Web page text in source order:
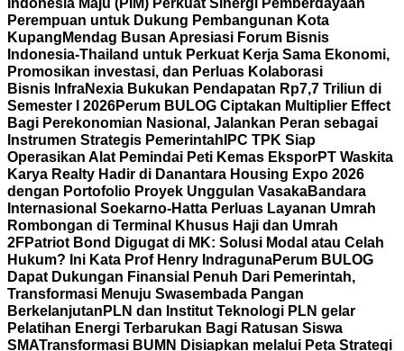
Indonesia Maju (PIM) Perkuat Sinergi Pemberdayaan
Perempuan untuk Dukung Pembangunan Kota
Kupang Mendag Busan Apresiasi Forum Bisnis
Indonesia-Thailand untuk Perkuat Kerja Sama Ekonomi,
Promosikan investasi, dan Perluas Kolaborasi
Bisnis InfraNexia Bukukan Pendapatan Rp7,7 Triliun di
Semester I 2026Perum BULOG Ciptakan Multiplier Effect
Bagi Perekonomian Nasional, Jalankan Peran sebagai
Instrumen Strategis Pemerintah IPC TPK Siap
Operasikan Alat Pemindai Peti Kemas EksporPT Waskita
Karya Realty Hadir di Danantara Housing Expo 2026
dengan Portofolio Proyek Unggulan VasakaBandara
Internasional Soekarno-Hatta Perluas Layanan Umrah
Rombongan di Terminal Khusus Haji dan Umrah
2FPatriot Bond Digugat di MK: Solusi Modal atau Celah
Hukum? Ini Kata Prof Henry IndragunaPerum BULOG
Dapat Dukungan Finansial Penuh Dari Pemerintah,
Transformasi Menuju Swasembada Pangan
Berkelanjutan PLN dan Institut Teknologi PLN gelar
Pelatihan Energi Terbarukan Bagi Ratusan Siswa
SMATransformasi BUMN Disiapkan melalui Peta Strategi